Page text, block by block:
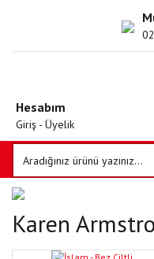
Hesabım
Giriş - Üyelik
Karen